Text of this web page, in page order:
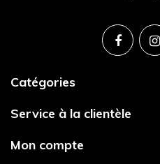
Catégories
Service à la clientèle
Mon compte